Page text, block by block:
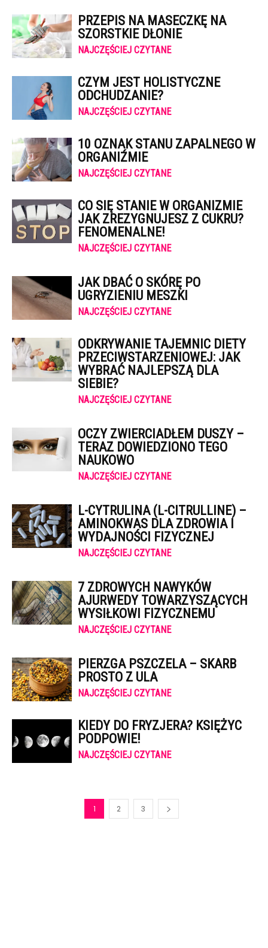
PRZEPIS NA MASECZKĘ NA
SZORSTKIE DŁONIE
NAJCZĘŚCIEJ CZYTANE
CZYM JEST HOLISTYCZNE
ODCHUDZANIE?
NAJCZĘŚCIEJ CZYTANE
10 OZNAK STANU ZAPALNEGO W
ORGANIŹMIE
NAJCZĘŚCIEJ CZYTANE
CO SIĘ STANIE W ORGANIZMIE
JAK ZREZYGNUJESZ Z CUKRU?
FENOMENALNE!
NAJCZĘŚCIEJ CZYTANE
JAK DBAĆ O SKÓRĘ PO
UGRYZIENIU MESZKI
NAJCZĘŚCIEJ CZYTANE
ODKRYWANIE TAJEMNIC DIETY
PRZECIWSTARZENIOWEJ: JAK
WYBRAĆ NAJLEPSZĄ DLA
SIEBIE?
NAJCZĘŚCIEJ CZYTANE
OCZY ZWIERCIADŁEM DUSZY –
TERAZ DOWIEDZIONO TEGO
NAUKOWO
NAJCZĘŚCIEJ CZYTANE
L-CYTRULINA (L-CITRULLINE) –
AMINOKWAS DLA ZDROWIA I
WYDAJNOŚCI FIZYCZNEJ
NAJCZĘŚCIEJ CZYTANE
7 ZDROWYCH NAWYKÓW
AJURWEDY TOWARZYSZĄCYCH
WYSIŁKOWI FIZYCZNEMU
NAJCZĘŚCIEJ CZYTANE
PIERZGA PSZCZELA – SKARB
PROSTO Z ULA
NAJCZĘŚCIEJ CZYTANE
KIEDY DO FRYZJERA? KSIĘŻYC
PODPOWIE!
NAJCZĘŚCIEJ CZYTANE
1 2 3